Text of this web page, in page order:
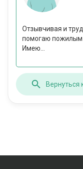
Отзывчивая и
помогаю пожилым
Имею...
Вернуться